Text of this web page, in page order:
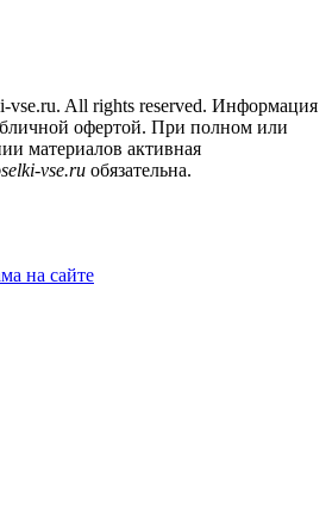
vse.ru. All rights reserved. Информация
офертой. При полном или
материалов активная
vse.ru​ обязательна.
на сайте